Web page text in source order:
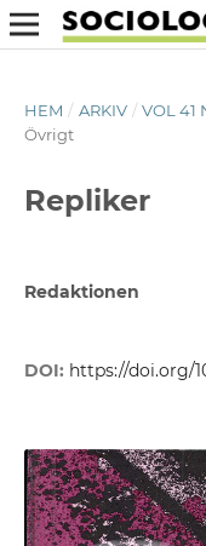
HEM / ARKIV / VOL 41
Övrigt
Repliker
Redaktionen
DOI: https://doi.org/